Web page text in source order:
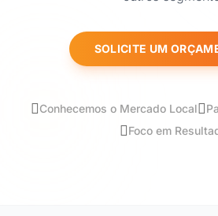
SOLICITE UM
Conhecemos o Mercado Local
Foco em